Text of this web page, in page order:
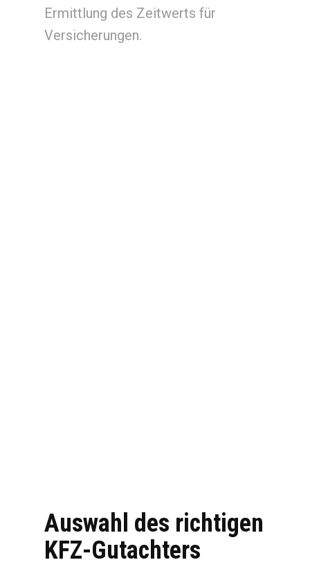
Ermittlung des Zeitwerts für
Versicherungen.
Auswahl des richtigen
KFZ-Gutachters